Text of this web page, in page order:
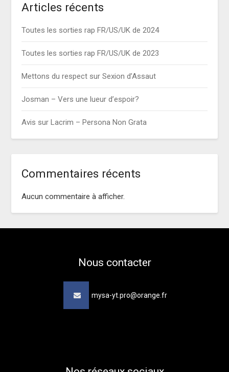
Articles récents
Toutes les sorties rap FR/US/UK de 2024
Toutes les sorties rap FR/US/UK de 2023
Mettons du respect sur Sexion d’Assaut
Josman – Vers une lueur d’espoir?
Avis sur Lacrim – Persona Non Grata
Commentaires récents
Aucun commentaire à afficher.
Nous contacter
mysa-yt.pro@orange.fr